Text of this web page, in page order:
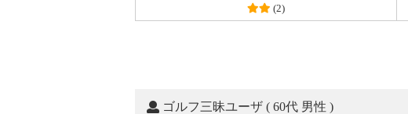
(2)
ゴルフ三昧ユーザ ( 60代 男性 )